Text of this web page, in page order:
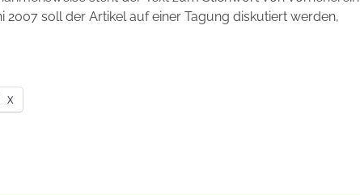
2007 soll der Artikel auf einer Tagung diskutiert werden,
X